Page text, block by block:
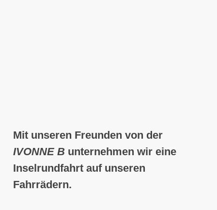
Mit unseren Freunden von der
IVONNE B unternehmen wir eine
Inselrundfahrt auf unseren
Fahrrädern.